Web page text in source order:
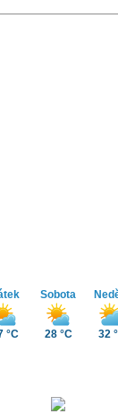
°C
Sobota
28 °C 32